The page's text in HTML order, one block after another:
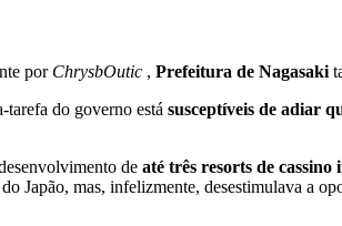
por ChrysbOutic , Prefeitura de Nagasaki
do governo está susceptíveis de adiar
de até três resorts de cassino
Japão, mas, infelizmente, desestimulava a